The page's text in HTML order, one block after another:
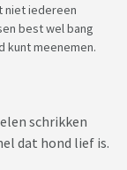
niet iedereen
best wel bang
kunt meenemen.
schrikken
dat hond lief is.